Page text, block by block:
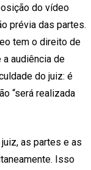
do vídeo
prévia das partes.
tem o direito de
audiência de
do juiz: é
“será realizada
as partes e as
Isso